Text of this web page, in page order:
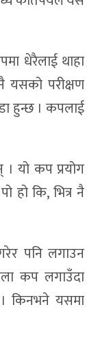
धेरैलाई थाहा
यसको परीक्षण
हुन्छ । कपलाई
। यो कप प्रयोग
हो कि, भित्र नै
पनि लगाउन
कप लगाउँदा
किनभने यसमा